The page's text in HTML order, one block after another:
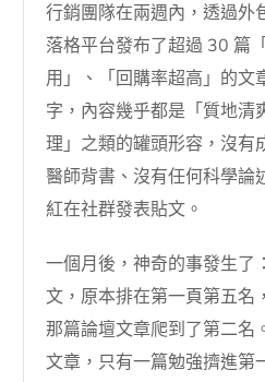
行銷團隊在兩週內，透過外
落格平台發布了超過 30 篇
用」、「回購率超高」的
字，內容幾乎都是「質地清
理」之類的罐頭形容，沒有
醫師背書、沒有任何科學論
紅在社群發表貼文。
一個月後，神奇的事發生了
文，原本排在第一頁第五名
那篇論壇文章爬到了第二名
文章，只有一篇勉強擠進第